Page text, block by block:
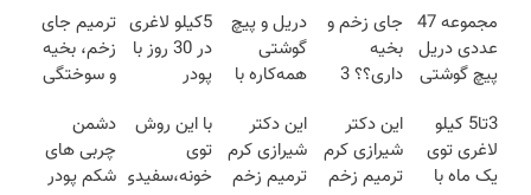
مجموعه 47
عددی دریل
پیچ گوشتی
(تخفیف به
مدت
محدود)
جای زخم و
بخیه
داری؟؟ 3
محوش کن!
دریل و پیچ
گوشتی
همه‌کاره با
هوشمند ⚙️
(نصف
قیمت بازار
5کیلو لاغری
در 30 روز با
پودر
محدود)
ترمیم جای
زخم، بخیه
و سوختگی
هفته!!😍
3تا5 کیلو
لاغری توی
یک ماه با
این دکتر
شیرازی کرم
ترمیم زخم
این دکتر
شیرازی کرم
ترمیم زخم
با این روش
توی
خونه،سفیدی
دشمن
چربی های
شکم پودر